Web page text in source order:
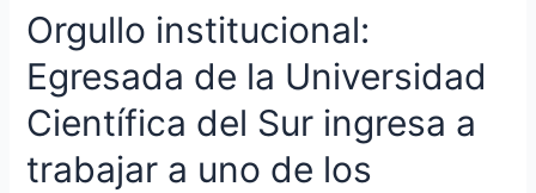
Orgullo institucional:
Egresada de la Universidad
Científica del Sur ingresa a
trabajar a uno de los
de
los
holdings
nacionales
más
importantes
del